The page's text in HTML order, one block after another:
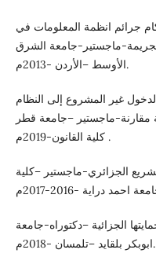
جرائم انظمة المعلومات في
للجريمة-ماجستير-جامعة الشرق
الأوسط –الأردن -2013م.
غير المشروع إلى النظام
مقارنة-ماجستير –جامعة قطر
كلية القانون-2019م .
الجزائري-ماجستير –كلية
الجزائية –دكتوراه-جامعة
ابوبكر بلقايد –تلمسان -2018م.